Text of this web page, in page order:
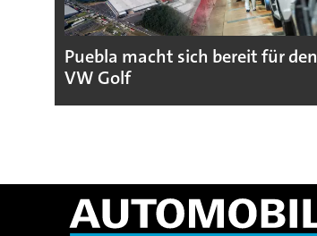
Puebla macht sich bereit für den
VW Golf